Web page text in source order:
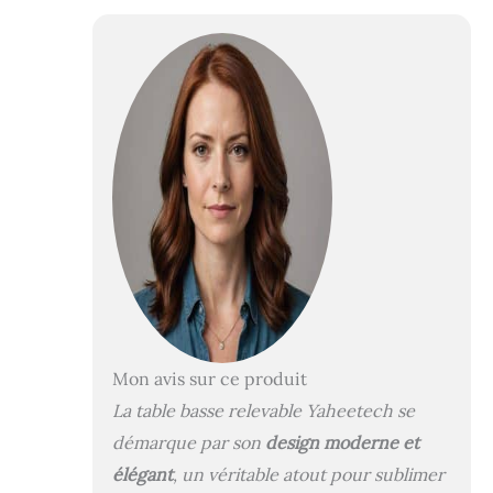
soutien fort au
plateau. Atout de
rangement : Sous
le plateau relevable
se cache un
compartiment
volumineux et une
étagère en
dessous. Cette
table basse
extensible gagne
beaucoup de place.
Détails de
petites pièces en
mousse, entre le
plateau relevable et
les pieds de la
table, amortissent
Mon avis sur ce produit
La table basse relevable Yaheetech se
démarque par son design moderne et
élégant, un véritable atout pour sublimer